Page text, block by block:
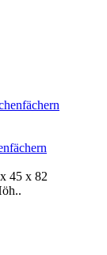
45 x 82